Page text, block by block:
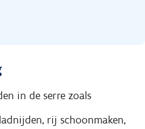
in de serre zoals
rij schoonmaken,